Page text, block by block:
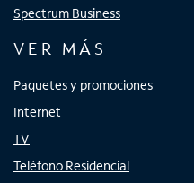
Spectrum Business
VER MÁS
Paquetes y promociones
Internet
TV
Teléfono Residencial